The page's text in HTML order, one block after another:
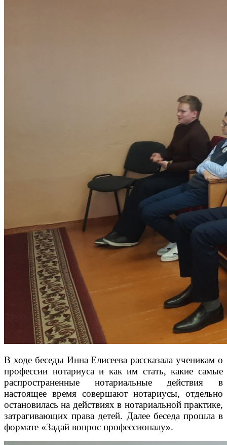
В ходе беседы Инна Елисеева рассказала ученикам о
профессии нотариуса и как им стать, какие самые
распространенные нотариальные действия в
настоящее время совершают нотариусы, отдельно
остановилась на действиях в нотариальной практике,
затрагивающих права детей. Далее беседа прошла в
формате «Задай вопрос профессионалу».